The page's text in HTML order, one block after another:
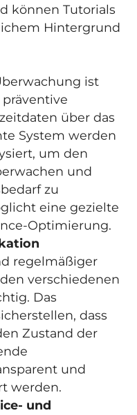
können Tutorials
Hintergrund
ist
über das
System werden
um den
und
zu
eine gezielte
Optimierung.
regelmäßiger
verschiedenen
Das
dass
Zustand der
und
werden.
und